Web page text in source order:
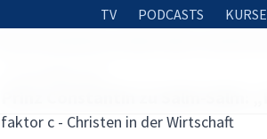
TV PODCASTS KURSE
faktor c - Christen in der Wirtschaft